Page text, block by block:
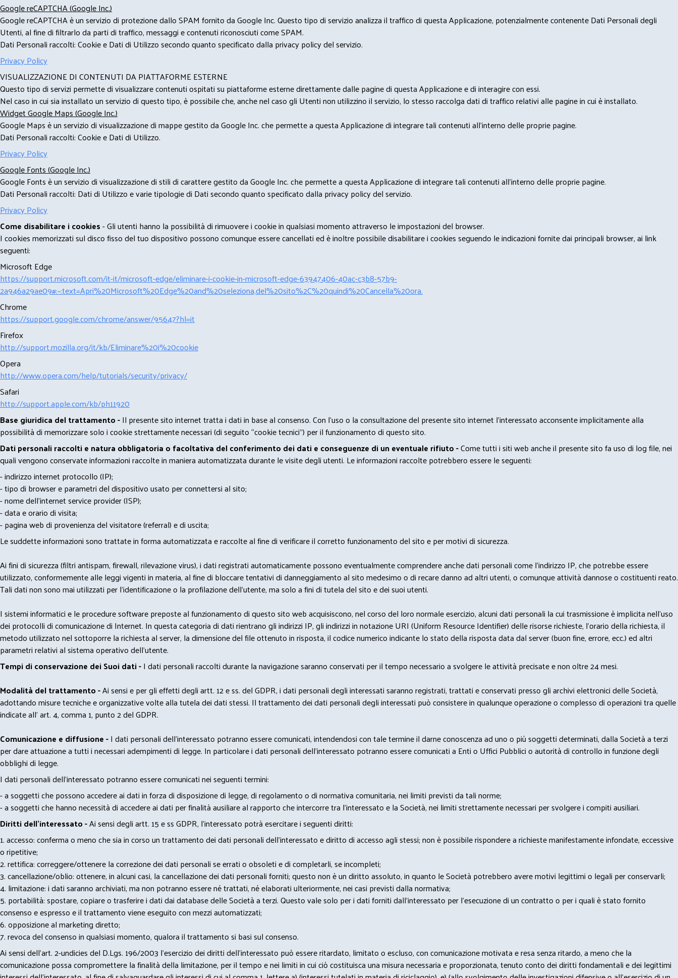
Google reCAPTCHA (Google Inc.)
Google reCAPTCHA è un servizio di protezione dallo SPAM fornito da Google Inc. Questo tipo di servizio analizza il traffico di questa Applicazione, potenzialmente contenente Dati Personali degli
Utenti, al fine di filtrarlo da parti di traffico, messaggi e contenuti riconosciuti come SPAM.
Dati Personali raccolti: Cookie e Dati di Utilizzo secondo quanto specificato dalla privacy policy del servizio.
Privacy Policy
VISUALIZZAZIONE DI CONTENUTI DA PIATTAFORME ESTERNE
Questo tipo di servizi permette di visualizzare contenuti ospitati su piattaforme esterne direttamente dalle pagine di questa Applicazione e di interagire con essi.
Nel caso in cui sia installato un servizio di questo tipo, è possibile che, anche nel caso gli Utenti non utilizzino il servizio, lo stesso raccolga dati di traffico relativi alle pagine in cui è installato.
Widget Google Maps (Google Inc.)
Google Maps è un servizio di visualizzazione di mappe gestito da Google Inc. che permette a questa Applicazione di integrare tali contenuti all'interno delle proprie pagine.
Dati Personali raccolti: Cookie e Dati di Utilizzo.
Privacy Policy
Google Fonts (Google Inc.)
Google Fonts è un servizio di visualizzazione di stili di carattere gestito da Google Inc. che permette a questa Applicazione di integrare tali contenuti all'interno delle proprie pagine.
Dati Personali raccolti: Dati di Utilizzo e varie tipologie di Dati secondo quanto specificato dalla privacy policy del servizio.
Privacy Policy
Come disabilitare i cookies- Gli utenti hanno la possibilità di rimuovere i cookie in qualsiasi momento attraverso le impostazioni del browser.
I cookies memorizzati sul disco fisso del tuo dispositivo possono comunque essere cancellati ed è inoltre possibile disabilitare i cookies seguendo le indicazioni fornite dai principali browser, ai link
seguenti:
Microsoft Edge
https://support.microsoft.com/it-it/microsoft-edge/eliminare-i-cookie-in-microsoft-edge-63947406-40ac-c3b8-57b9-
2a946a29ae09#:~:text=Apri%20Microsoft%20Edge%20and%20seleziona,del%20sito%2C%20quindi%20Cancella%20ora.
Chrome
https://support.google.com/chrome/answer/95647?hl=it
Firefox
http://support.mozilla.org/it/kb/Eliminare%20i%20cookie
Opera
http://www.opera.com/help/tutorials/security/privacy/
Safari
http://support.apple.com/kb/ph11920
Base giuridica del trattamento -Il presente sito internet tratta i dati in base al consenso. Con l'uso o la consultazione del presente sito internet l’interessato acconsente implicitamente alla
possibilità di memorizzare solo i cookie strettamente necessari (di seguito “cookie tecnici”) per il funzionamento di questo sito.
Dati personali raccolti e natura obbligatoria o facoltativa del conferimento dei dati e conseguenze di un eventuale rifiuto -Come tutti i siti web anche il presente sito fa uso di log file, nei
quali vengono conservate informazioni raccolte in maniera automatizzata durante le visite degli utenti. Le informazioni raccolte potrebbero essere le seguenti:
- indirizzo internet protocollo (IP);
- tipo di browser e parametri del dispositivo usato per connettersi al sito;
- nome dell'internet service provider (ISP);
- data e orario di visita;
- pagina web di provenienza del visitatore (referral) e di uscita;
Le suddette informazioni sono trattate in forma automatizzata e raccolte al fine di verificare il corretto funzionamento del sito e per motivi di sicurezza.
Ai fini di sicurezza (filtri antispam, firewall, rilevazione virus), i dati registrati automaticamente possono eventualmente comprendere anche dati personali come l'indirizzo IP, che potrebbe essere
utilizzato, conformemente alle leggi vigenti in materia, al fine di bloccare tentativi di danneggiamento al sito medesimo o di recare danno ad altri utenti, o comunque attività dannose o costituenti reato.
Tali dati non sono mai utilizzati per l'identificazione o la profilazione dell'utente, ma solo a fini di tutela del sito e dei suoi utenti.
I sistemi informatici e le procedure software preposte al funzionamento di questo sito web acquisiscono, nel corso del loro normale esercizio, alcuni dati personali la cui trasmissione è implicita nell'uso
dei protocolli di comunicazione di Internet. In questa categoria di dati rientrano gli indirizzi IP, gli indirizzi in notazione URI (Uniform Resource Identifier) delle risorse richieste, l'orario della richiesta, il
metodo utilizzato nel sottoporre la richiesta al server, la dimensione del file ottenuto in risposta, il codice numerico indicante lo stato della risposta data dal server (buon fine, errore, ecc.) ed altri
parametri relativi al sistema operativo dell'utente.
Tempi di conservazione dei Suoi dati -I dati personali raccolti durante la navigazione saranno conservati per il tempo necessario a svolgere le attività precisate e non oltre 24 mesi.
Modalità del trattamento -Ai sensi e per gli effetti degli artt. 12 e ss. del GDPR, i dati personali degli interessati saranno registrati, trattati e conservati presso gli archivi elettronici delle Società,
adottando misure tecniche e organizzative volte alla tutela dei dati stessi. Il trattamento dei dati personali degli interessati può consistere in qualunque operazione o complesso di operazioni tra quelle
indicate all' art. 4, comma 1, punto 2 del GDPR.
Comunicazione e diffusione -I dati personali dell’interessato potranno essere comunicati, intendendosi con tale termine il darne conoscenza ad uno o più soggetti determinati, dalla Società a terzi
per dare attuazione a tutti i necessari adempimenti di legge. In particolare i dati personali dell’interessato potranno essere comunicati a Enti o Uffici Pubblici o autorità di controllo in funzione degli
obblighi di legge.
I dati personali dell’interessato potranno essere comunicati nei seguenti termini:
- a soggetti che possono accedere ai dati in forza di disposizione di legge, di regolamento o di normativa comunitaria, nei limiti previsti da tali norme;
- a soggetti che hanno necessità di accedere ai dati per finalità ausiliare al rapporto che intercorre tra l’interessato e la Società, nei limiti strettamente necessari per svolgere i compiti ausiliari.
Diritti dell’interessato -Ai sensi degli artt. 15 e ss GDPR, l’interessato potrà esercitare i seguenti diritti:
1. accesso: conferma o meno che sia in corso un trattamento dei dati personali dell’interessato e diritto di accesso agli stessi; non è possibile rispondere a richieste manifestamente infondate, eccessive
o ripetitive;
2. rettifica: correggere/ottenere la correzione dei dati personali se errati o obsoleti e di completarli, se incompleti;
3. cancellazione/oblio: ottenere, in alcuni casi, la cancellazione dei dati personali forniti; questo non è un diritto assoluto, in quanto le Società potrebbero avere motivi legittimi o legali per conservarli;
4. limitazione: i dati saranno archiviati, ma non potranno essere né trattati, né elaborati ulteriormente, nei casi previsti dalla normativa;
5. portabilità: spostare, copiare o trasferire i dati dai database delle Società a terzi. Questo vale solo per i dati forniti dall’interessato per l’esecuzione di un contratto o per i quali è stato fornito
consenso e espresso e il trattamento viene eseguito con mezzi automatizzati;
6. opposizione al marketing diretto;
7. revoca del consenso in qualsiasi momento, qualora il trattamento si basi sul consenso.
Ai sensi dell’art. 2-undicies del D.Lgs. 196/2003 l’esercizio dei diritti dell’interessato può essere ritardato, limitato o escluso, con comunicazione motivata e resa senza ritardo, a meno che la
comunicazione possa compromettere la finalità della limitazione, per il tempo e nei limiti in cui ciò costituisca una misura necessaria e proporzionata, tenuto conto dei diritti fondamentali e dei legittimi